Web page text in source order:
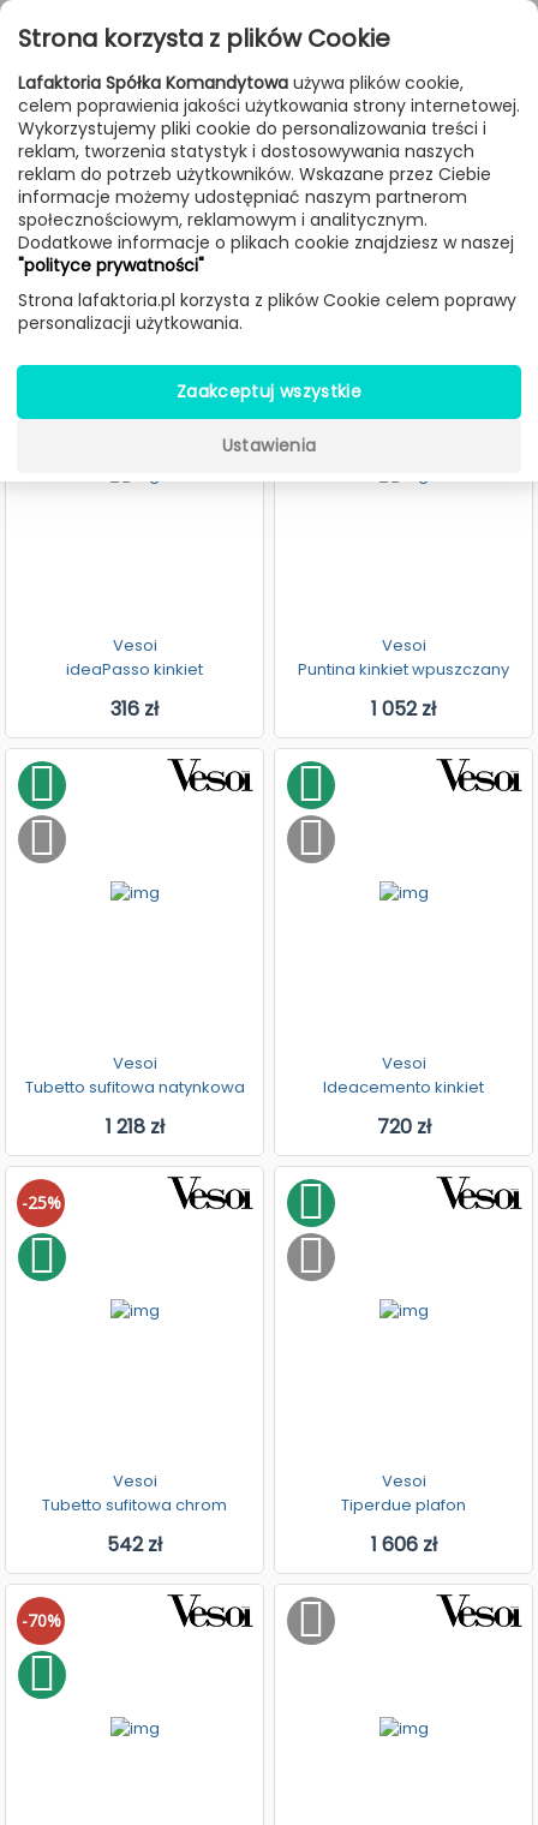
Przejdź do treści
FILTROWANIE & SORTOWANIE
Lampy Producenci Vesoi
Lampy Vesoi
-40%
Vesoi
ideaPasso kinkiet
316 zł
Vesoi
Puntina kinkiet wpuszczany
1 052 zł
Vesoi
Tubetto sufitowa natynkowa
1 218 zł
Vesoi
Ideacemento kinkiet
720 zł
-25%
Vesoi
Tubetto sufitowa chrom
542 zł
Vesoi
Tiperdue plafon
1 606 zł
-70%
Strona korzysta z plików Cookie
Lafaktoria Spółka Komandytowa używa plików cookie,
celem poprawienia jakości użytkowania strony internetowej.
Wykorzystujemy pliki cookie do personalizowania treści i
reklam, tworzenia statystyk i dostosowywania naszych
reklam do potrzeb użytkowników. Wskazane przez Ciebie
informacje możemy udostępniać naszym partnerom
społecznościowym, reklamowym i analitycznym.
Dodatkowe informacje o plikach cookie znajdziesz w naszej
"polityce prywatności"
Strona lafaktoria.pl korzysta z plików Cookie celem poprawy
personalizacji użytkowania.
Zaakceptuj wszystkie
Ustawienia